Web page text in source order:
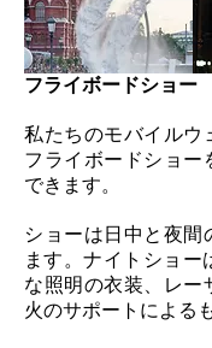
フライボードショー
私たちのモバイルウ
フライボードショー
できます。
ショーは日中と夜間
ます。ナイトショー
な照明の衣装、レー
火のサポートによる